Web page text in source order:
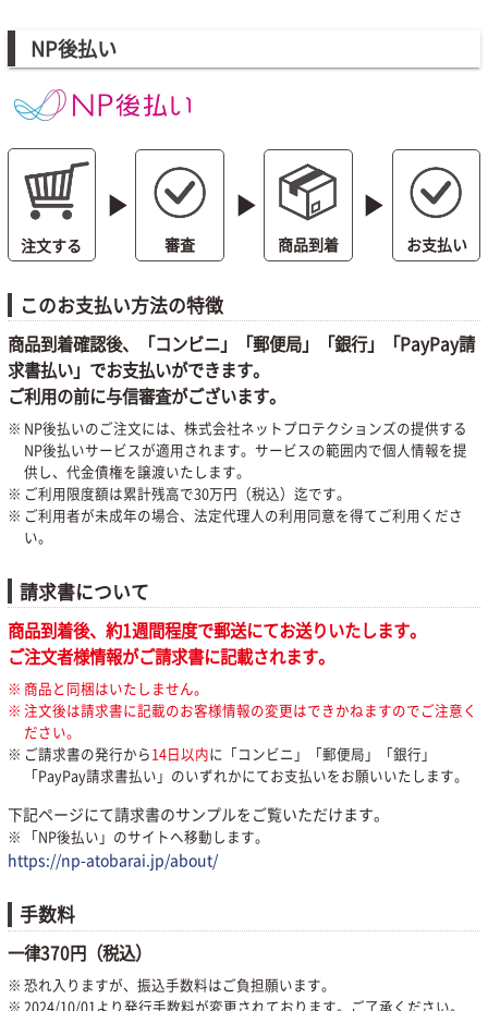
NP後払い
注文する
play_arrow
審査
play_arrow
商品到着
play_arrow
お支払い
このお支払い方法の特徴
商品到着確認後、「コンビニ」「郵便局」「銀行」「PayPay請
求書払い」でお支払いができます。
ご利用の前に与信審査がございます。
NP後払いのご注文には、株式会社ネットプロテクションズの提供する
NP後払いサービスが適用されます。サービスの範囲内で個人情報を提
供し、代金債権を譲渡いたします。
ご利用限度額は累計残高で30万円（税込）迄です。
ご利用者が未成年の場合、法定代理人の利用同意を得てご利用くださ
い。
請求書について
商品到着後、約1週間程度で郵送にてお送りいたします。
ご注文者様情報がご請求書に記載されます。
商品と同梱はいたしません。
注文後は請求書に記載のお客様情報の変更はできかねますのでご注意く
ださい。
ご請求書の発行から14日以内に「コンビニ」「郵便局」「銀行」
「PayPay請求書払い」のいずれかにてお支払いをお願いいたします。
下記ページにて請求書のサンプルをご覧いただけます。
「NP後払い」のサイトへ移動します。
https://np-atobarai.jp/about/
手数料
一律370円（税込）
恐れ入りますが、振込手数料はご負担願います。
2024/10/01より発行手数料が変更されております。ご了承ください。